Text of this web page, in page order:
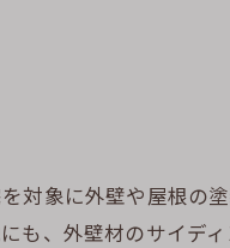
対象に外壁や屋根の
も、外壁材のサイデ